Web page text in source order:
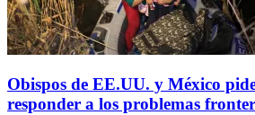
Obispos de EE.UU. y México
responder a los problemas